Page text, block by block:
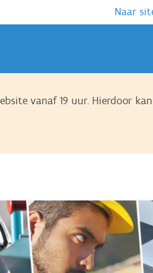
Naar
vanaf 19 uur. Hierdoor